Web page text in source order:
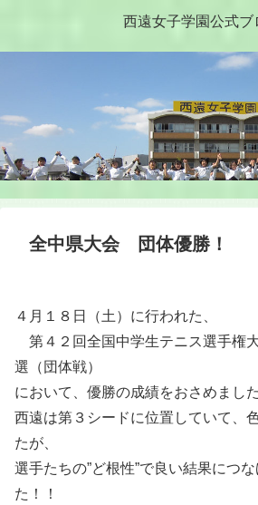
西遠女子学園公式ブ
全中県大会 団体優勝！
４月１８日（土）に行われた、
第４２回全国中学生テニス選手権
選（団体戦）
において、優勝の成績をおさめました
西遠は第３シードに位置していて、
たが、
選手たちの”ど根性”で良い結果につ
た！！